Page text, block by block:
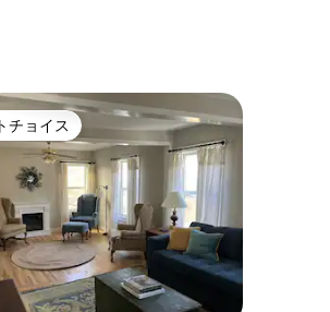
ゲストチョイスです。
チョイス